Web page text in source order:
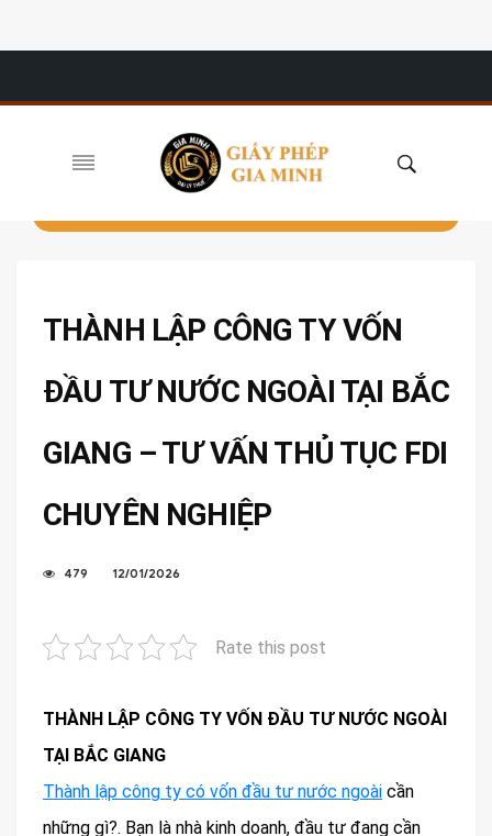
THÀNH LẬP CÔNG TY VỐN
ĐẦU TƯ NƯỚC NGOÀI TẠI BẮC
GIANG – TƯ VẤN THỦ TỤC FDI
CHUYÊN NGHIỆP
479 12/01/2026
Rate this post
THÀNH LẬP CÔNG TY VỐN ĐẦU TƯ NƯỚC NGOÀI
TẠI BẮC GIANG
Thành lập công ty có vốn đầu tư nước ngoài cần
những gì?. Bạn là nhà kinh doanh, đầu tư đang cần